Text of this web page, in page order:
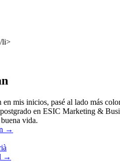
li>
en mis inicios, pasé al lado más
en ESIC Marketing &
vida.
→
→